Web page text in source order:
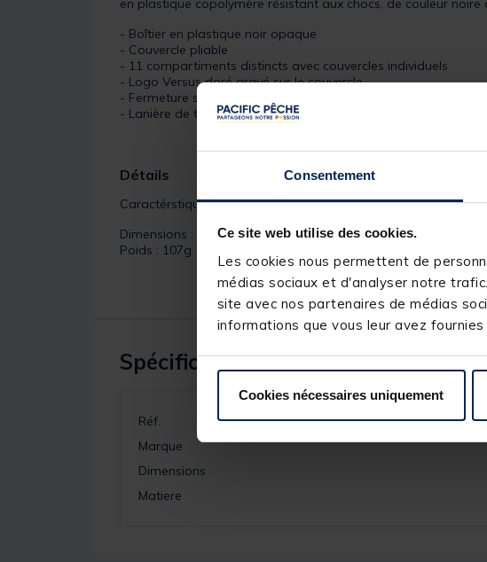
Consentement
Ce site web utilise des cookies.
Les cookies nous permettent de
médias sociaux et d'analyser notre
site avec nos partenaires de médias
informations que vous leur avez
Cookies nécessaires uniquement
en plastique copolymère résistant aux chocs, de couleur noire
- Boîtier en plastique noir opaque
- Couvercle pliable
- 11 compartiments distincts avec couvercles individuels
- Logo Versus doré gravé sur le couvercle
- Fermeture sécurisée par loquet en plastique
- Lanière de transport incluse
Détails
Caractérstiques de laVS320Noir:
Dimensions : 127x104x34mm
Poids : 107g
Spécifications
Réf.
Marque
Dimensions
Matiere